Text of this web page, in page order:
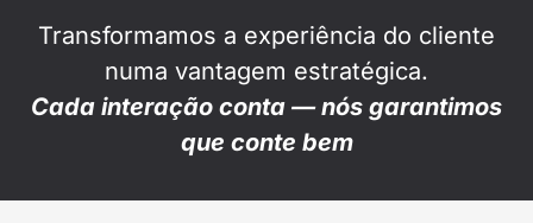
Transformamos a experiência do cliente
numa vantagem estratégica.
Cada interação conta — nós garantimos
que conte bem